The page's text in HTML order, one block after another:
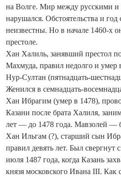
на Волге. Мир между русскими и
нарушался. Обстоятельства и
неизвестны. Но в начале 1460-х
престоле.
Хан Халиль, занявший престол
Махмуда, правил недолго и
Нур‑Султан (пятнадцать-
Женился в семнадцать-
Хан Ибрагим (умер в 1478),
Казани после брата Халиля,
лет — до 1478 года. Мавзолей —
Хан Ильгам (?), старший сын
правил девять лет. Был свергнут
июля 1487 года, когда Казань
князя московского Ивана III. Как